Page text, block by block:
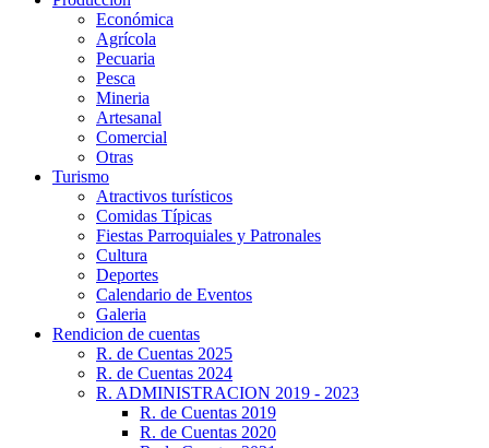
Económica
Agrícola
Pecuaria
Pesca
Mineria
Artesanal
Comercial
Otras
Turismo
Atractivos turísticos
Comidas Típicas
Fiestas Parroquiales y Patronales
Cultura
Deportes
Calendario de Eventos
Galeria
Rendicion de cuentas
R. de Cuentas 2025
R. de Cuentas 2024
R. ADMINISTRACION 2019 - 2023
R. de Cuentas 2019
R. de Cuentas 2020